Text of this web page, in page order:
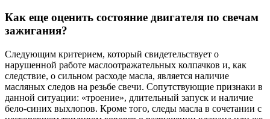
Как еще оценить состояние двигателя по свечам
зажигания?
Следующим критерием, который свидетельствует о
нарушенной работе маслоотражательных колпачков и, как
следствие, о сильном расходе масла, является наличие
масляных следов на резьбе свечи. Сопутствующие признаки в
данной ситуации: «троение», длительный запуск и наличие
бело-синих выхлопов. Кроме того, следы масла в сочетании с